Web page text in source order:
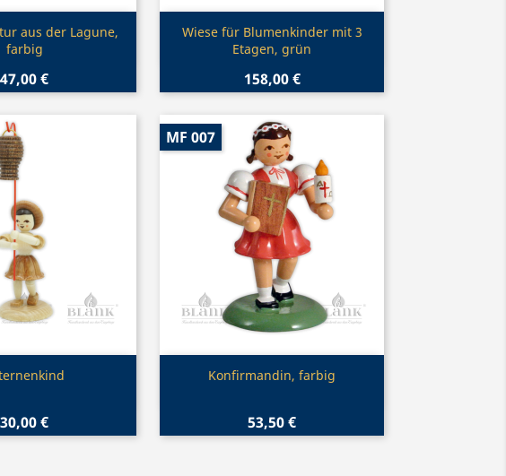
Vorschau
aus der Lagune,
farbig
47,00 €
Vorschau
Wiese für Blumenkinder mit 3
Etagen, grün
158,00 €
Vorschau
30,00 €
Vorschau
Konfirmandin, farbig
53,50 €
MF 007